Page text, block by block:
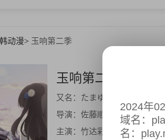
动漫> 玉响第二季
玉响第二季
又名： たまゆら〜もあぐれ
导演： 佐藤顺一,宇田钢之助,
主演： 竹达彩奈,阿澄佳奈,井
2024年
域名：
名：